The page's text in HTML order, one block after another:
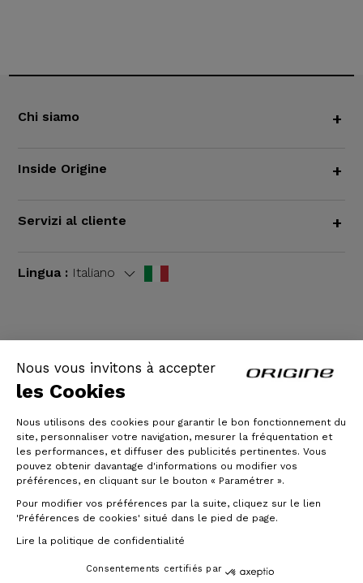
Nous vous invitons à accepter
les Cookies
Nous utilisons des cookies pour garantir le bon fonctionnement du
site, personnaliser votre navigation, mesurer la fréquentation et
les performances, et diffuser des publicités pertinentes. Vous
pouvez obtenir davantage d'informations ou modifier vos
préférences, en cliquant sur le bouton « Paramétrer ».
Pour modifier vos préférences par la suite, cliquez sur le lien
'Préférences de cookies' situé dans le pied de page.
Lire la politique de confidentialité
Consentements certifiés par
Chi siamo +
Inside Origine +
Servizi al cliente +
Lingua : Italiano
TERMINI E CONDIZIONI GENERALI
legali
© Origine Cycles